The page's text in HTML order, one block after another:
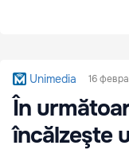
Unimedia 16
În
încălzeşte